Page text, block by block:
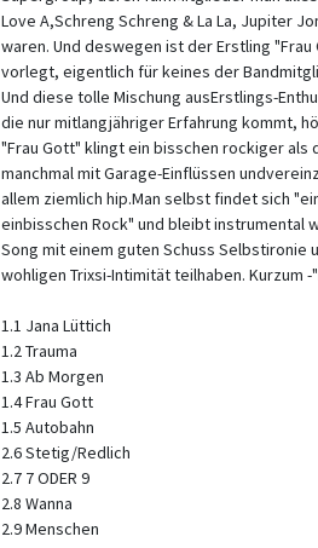
Love A,Schreng Schreng & La La, Jupiter
waren. Und deswegen ist der Erstling
vorlegt, eigentlich für keines der
Und diese tolle Mischung ausErstlings-
die nur mitlangjähriger Erfahrung kommt,
"Frau Gott" klingt ein bisschen rockiger als
manchmal mit Garage-Einflüssen
allem ziemlich hip.Man selbst findet sich
einbisschen Rock" und bleibt instrumental
Song mit einem guten Schuss Selbstironie
wohligen Trixsi-Intimität teilhaben. Kurzum
1.1 Jana Lüttich
1.2 Trauma
1.3 Ab Morgen
1.4 Frau Gott
1.5 Autobahn
2.6 Stetig/Redlich
2.7 7 ODER 9
2.8 Wanna
2.9 Menschen